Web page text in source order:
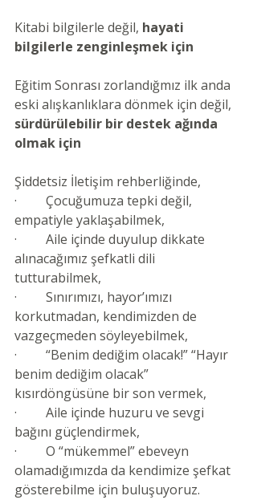
Kitabi bilgilerle değil, hayati
bilgilerle zenginleşmek için
Eğitim Sonrası zorlandığmız ilk anda
eski alışkanlıklara dönmek için değil,
sürdürülebilir bir destek ağında
olmak için
Şiddetsiz İletişim rehberliğinde,
· Çocuğumuza tepki değil,
empatiyle yaklaşabilmek,
· Aile içinde duyulup dikkate
alınacağımız şefkatli dili
tutturabilmek,
· Sınırımızı, hayor’ımızı
korkutmadan, kendimizden de
vazgeçmeden söyleyebilmek,
· “Benim dediğim olacak!” “Hayır
benim dediğim olacak”
kısırdöngüsüne bir son vermek,
· Aile içinde huzuru ve sevgi
bağını güçlendirmek,
· O “mükemmel” ebeveyn
olamadığımızda da kendimize şefkat
gösterebilme için buluşuyoruz.